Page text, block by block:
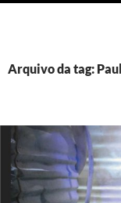
Arquivo da tag: